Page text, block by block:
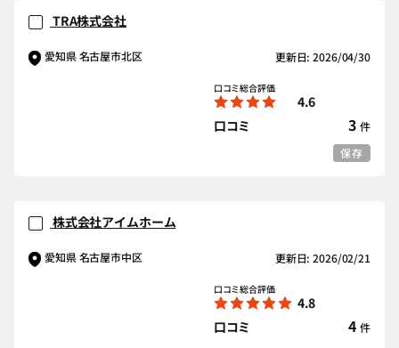
TRA株式会社
愛知県 名古屋市北区 更新日: 2026/04/30
口コミ総合評価
4.6
口コミ
3 件
保存
株式会社アイムホーム
愛知県 名古屋市中区 更新日: 2026/02/21
口コミ総合評価
4.8
口コミ
4 件